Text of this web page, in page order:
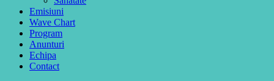
Emisiuni
Wave Chart
Program
Anunturi
Echipa
Contact